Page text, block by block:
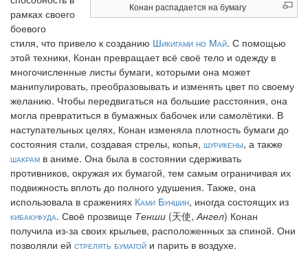
Конан распадается на бумагу
рамках своего
боевого
стиля, что привело к созданию Шикигами но Май. С помощью
этой техники, Конан превращает всё своё тело и одежду в
многочисленные листы бумаги, которыми она может
манипулировать, преобразовывать и изменять цвет по своему
желанию. Чтобы передвигаться на большие расстояния, она
могла превратиться в бумажных бабочек или самолётики. В
наступательных целях, Конан изменяла плотность бумаги до
состояния стали, создавая стрелы, копья, шурикены, а также
шакрам в аниме. Она была в состоянии сдерживать
противников, окружая их бумагой, тем самым ограничивая их
подвижность вплоть до полного удушения. Также, она
использовала в сражениях Ками Буншин, иногда состоящих из
кибакуфуда. Своё прозвище Тенши (天使,Ангел) Конан
получила из-за своих крыльев, расположенных за спиной. Они
позволяли ей стрелять бумагой и парить в воздухе.